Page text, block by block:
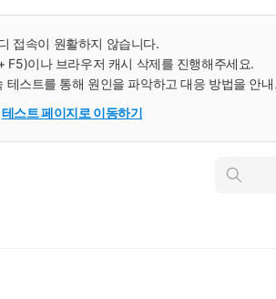
접속이 원활하지 않습니다.
F5)이나 브라우저 캐시 삭제를 진행해주세요.
스트를 통해 원인을 파악하고 대응 방법을 안
테스트 페이지로 이동하기
인